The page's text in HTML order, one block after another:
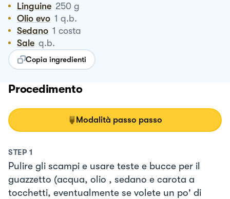
Linguine 250 g
Olio evo 1 q.b.
Sedano 1 costa
Sale q.b.
Copia ingredienti
Procedimento
Modalità passo passo
STEP 1
Pulire gli scampi e usare teste e bucce per il
guazzetto (acqua, olio , sedano e carota a
tocchetti, eventualmente se volete un po' di